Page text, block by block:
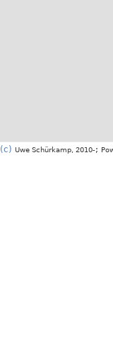
(c) Uwe Schürkamp, 2010-;